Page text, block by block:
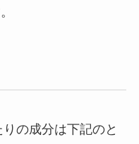
の成分は下記のと